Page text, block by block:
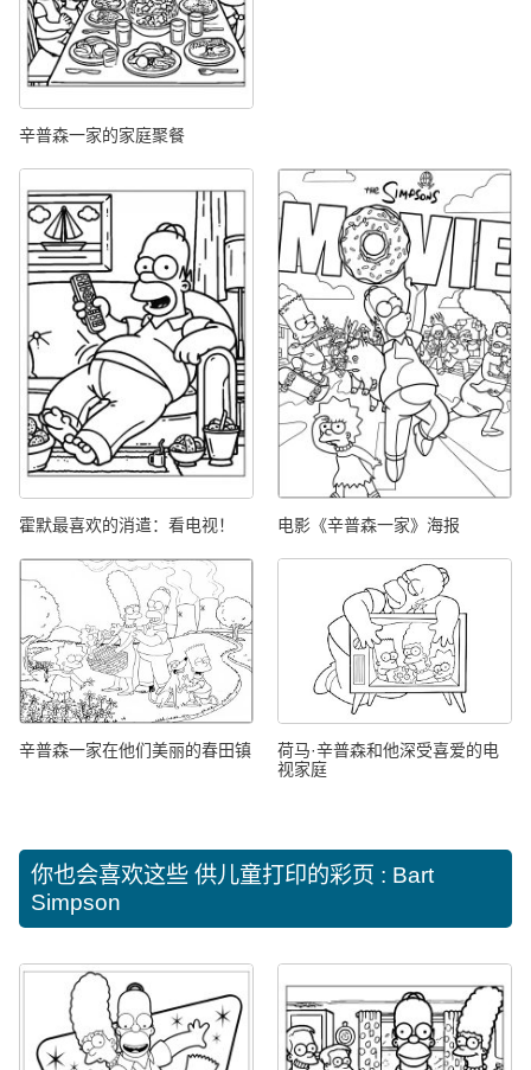
辛普森一家的家庭聚餐
霍默最喜欢的消遣：看电视！ 电影《辛普森一家》海报
辛普森一家在他们美丽的春田镇
荷马·辛普森和他深受喜爱的电
视家庭
你也会喜欢这些 供儿童打印的彩页 : Bart
Simpson